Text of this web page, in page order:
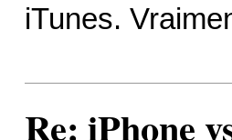
iTunes.
Re: iPhone